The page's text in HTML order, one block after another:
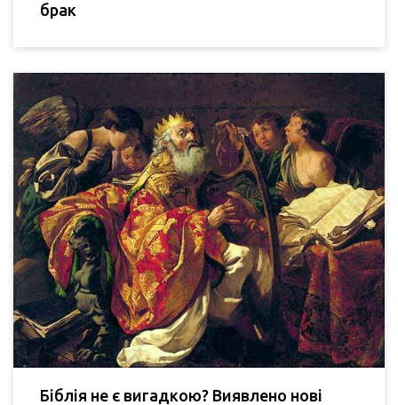
брак
Біблія не є вигадкою? Виявлено нові